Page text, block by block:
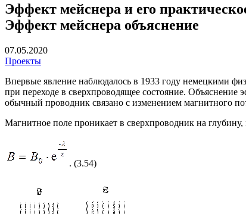
Эффект мейснера и его
Эффект мейснера объяснение
07.05.2020
Проекты
Впервые явление наблюдалось в 1933 году немецкими
при переходе в сверхпроводящее состояние. Объяснение
обычный проводник связано с изменением магнитного
Магнитное поле проникает в сверхпроводник на
. (3.54)